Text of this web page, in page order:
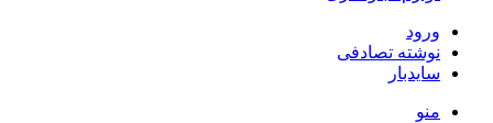
ورود
نوشته تصادفی
سایدبار
منو